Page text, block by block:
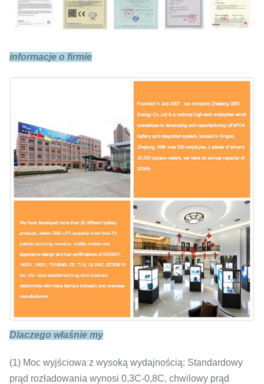
Impedancja
Szybkie ładowanie 1C
Koniec obciążenia
Standardowe
rozładowanie
0,5C
Maksymalne
rozładowanie
1C
rozładowanie
informacje o firmie
Dlaczego właśnie my
(1) Moc wyjściowa z wysoką wydajnością: Standardowy
prąd rozładowania wynosi 0,3C-0,8C, chwilowy prąd